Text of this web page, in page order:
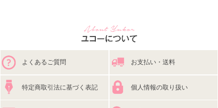
よくあるご質問 お支払い・送料
特定商取引法に基づく表記 個人情報の取り扱い